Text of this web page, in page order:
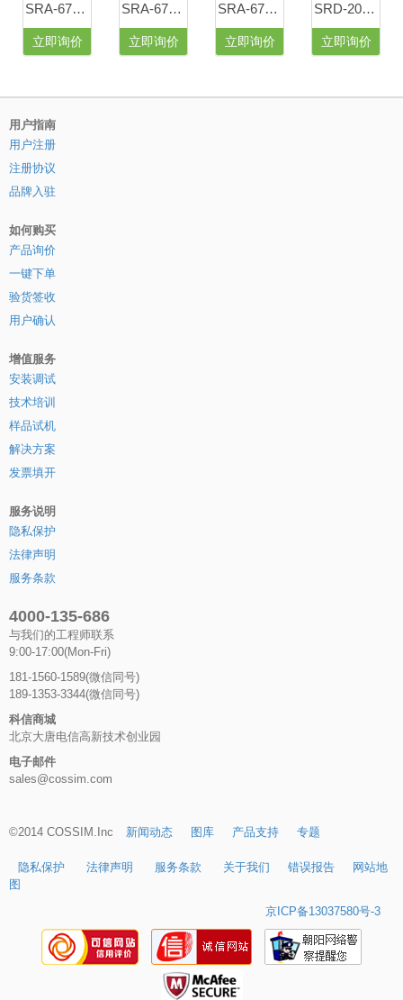
SRA-6745双目连续变倍体视显微镜
立即询价
SRA-6745A三目连续变倍体视显微镜
立即询价
SRA-6745SZ摄像三目连续变倍体视显微镜
立即询价
SRD-2040双目定倍体视显微镜
立即询价
用户指南
用户注册
注册协议
品牌入驻
如何购买
产品询价
一键下单
验货签收
用户确认
增值服务
安装调试
技术培训
样品试机
解决方案
发票填开
服务说明
隐私保护
法律声明
服务条款
4000-135-686
与我们的工程师联系
9:00-17:00(Mon-Fri)
181-1560-1589(微信同号)
189-1353-3344(微信同号)
科信商城
北京大唐电信高新技术创业园
电子邮件
sales@cossim.com
©2014 COSSIM.Inc 新闻动态 图库 产品支持 专题
隐私保护 法律声明 服务条款 关于我们 错误报告
网站地
图
京ICP备13037580号-3